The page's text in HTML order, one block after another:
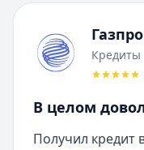
Кредиты
В целом
Получил кредит